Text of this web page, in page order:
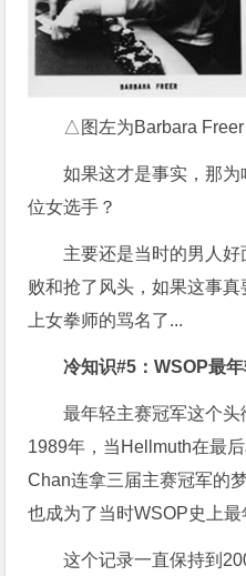
△图左为Barbara Freer
如果这才是事实，那
位女选手？
主要还是当时的男人
败和抢了风头，如果这事
上女拳师的骂名了...
冷知识#5 ：WSOP最
最年轻主赛冠军这个头
1989年，当Hellmuth在最
Chan连拿三届主赛冠军的
也成为了当时WSOP史上最
这个记录一直保持到